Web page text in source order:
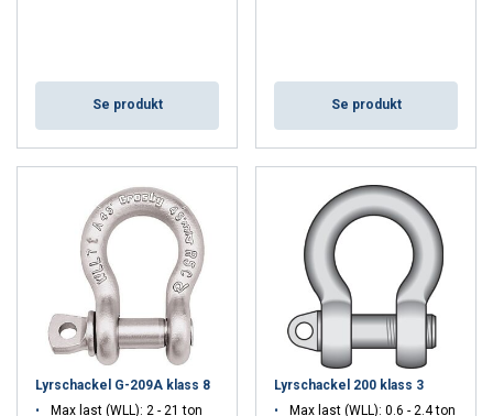
rostfria schacklar
Komplettera din lyftlösning
För en komplett lyftlösning för våra lyftschacklar, erbjuder
CERTEX också ett stort urval av:
kätting
textila sling
lyftredskap
Kontroll och underhåll
Se produkt Se produkt
Lyrschackel G-209A klass 8
Max last (WLL): 2 - 21 ton
Lyrschackel 200 klass 3
Max last (WLL): 0.6 - 2.4 ton